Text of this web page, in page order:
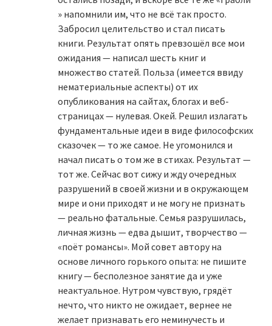
» напомнили им, что не всё так просто.
Забросил целительство и стал писать
книги. Результат опять превзошёл все мои
ожидания — написал шесть книг и
множество статей. Польза (имеется ввиду
нематериальные аспекты) от их
опубликования на сайтах, блогах и веб-
страницах — нулевая. Окей. Решил излагать
фундаментальные идеи в виде философских
сказочек — то же самое. Не угомонился и
начал писать о том же в стихах. Результат —
тот же. Сейчас вот сижу и жду очередных
разрушений в своей жизни и в окружающем
мире и они приходят и не могу не признать
— реально фатальные. Семья разрушилась,
личная жизнь — едва дышит, творчество —
«поёт романсы». Мой совет автору на
основе личного горького опыта: не пишите
книгу — бесполезное занятие да и уже
неактуальное. Нутром чувствую, грядёт
нечто, что никто не ожидает, вернее не
желает признавать его неминучесть и